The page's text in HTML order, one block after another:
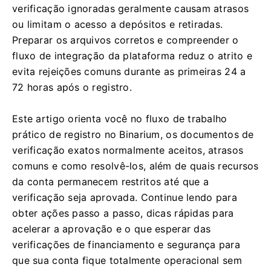
verificação ignoradas geralmente causam atrasos
ou limitam o acesso a depósitos e retiradas.
Preparar os arquivos corretos e compreender o
fluxo de integração da plataforma reduz o atrito e
evita rejeições comuns durante as primeiras 24 a
72 horas após o registro.
Este artigo orienta você no fluxo de trabalho
prático de registro no Binarium, os documentos de
verificação exatos normalmente aceitos, atrasos
comuns e como resolvê-los, além de quais recursos
da conta permanecem restritos até que a
verificação seja aprovada. Continue lendo para
obter ações passo a passo, dicas rápidas para
acelerar a aprovação e o que esperar das
verificações de financiamento e segurança para
que sua conta fique totalmente operacional sem